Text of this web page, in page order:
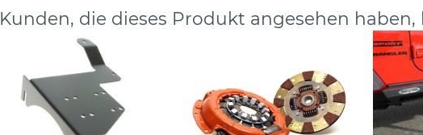
Kunden, die dieses Produkt angesehen